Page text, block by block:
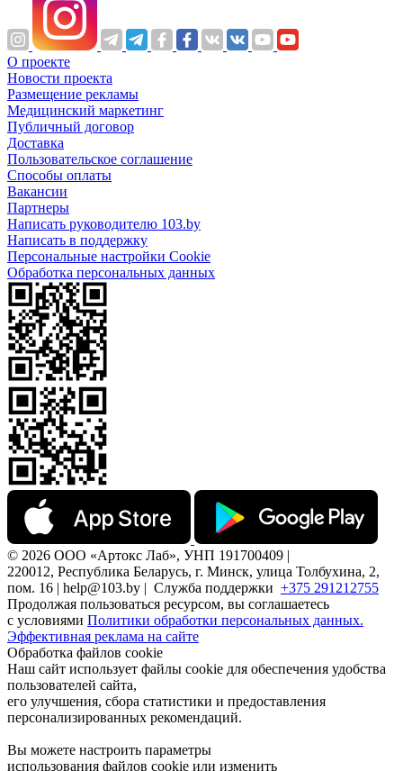
О проекте
Новости проекта
Размещение рекламы
Медицинский маркетинг
Публичный договор
Доставка
Пользовательское соглашение
Способы оплаты
Вакансии
Партнеры
Написать руководителю 103.by
Написать в поддержку
Персональные настройки Cookie
Обработка персональных данных
© 2026 ООО «Артокс Лаб», УНП 191700409 |
220012, Республика Беларусь, г. Минск, улица Толбухина, 2,
пом. 16 | help@103.by | Служба поддержки +375 291212755
Продолжая пользоваться ресурсом, вы соглашаетесь
с условиями Политики обработки персональных данных.
Эффективная реклама на сайте
Обработка файлов cookie
Наш сайт использует файлы cookie для обеспечения удобства
пользователей сайта,
его улучшения, сбора статистики и предоставления
персонализированных рекомендаций.
Вы можете настроить параметры
использования файлов cookie или изменить